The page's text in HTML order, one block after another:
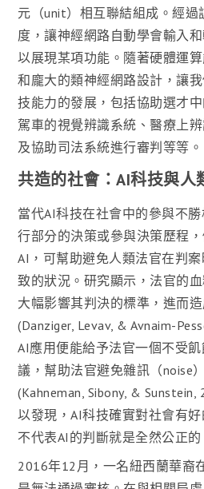
元（unit）相互聯結組成。經過
度，讓神經網路自動學會輸入
以展現某項功能。隨著硬體運
和龐大的類神經網路設計，讓
技能力的發展，包括協助選才
駕車的視覺辨識系統、醫療上
及協助司法系統進行審判等等。
共造的社會：AI科技與人
當代AI科技在社會中的參與不
行部分的決策或參與決策歷程
AI，可幫助避免人類法官在判
致的狀況。研究顯示，法官的
大幅影響其判決的標準，進而
(Danziger, Levav, & Avnaim-
AI應用便能給予法官一個不受
議，幫助法官避免雜訊（noise
(Kahneman, Sibony, &
以發現，AI科技確實對社會有
不代表AI的判斷就是全然公正的
2016年12月，一名紐西蘭華裔